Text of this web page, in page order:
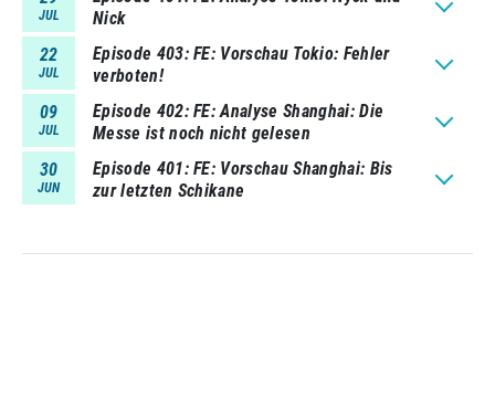
JUL
Nick
22
JUL
Episode 403 FE: Vorschau Tokio: Fehler
verboten!
09
JUL
Episode 402 FE: Analyse Shanghai: Die
Messe ist noch nicht gelesen
30
JUN
Episode 401 FE: Vorschau Shanghai: Bis
zur letzten Schikane